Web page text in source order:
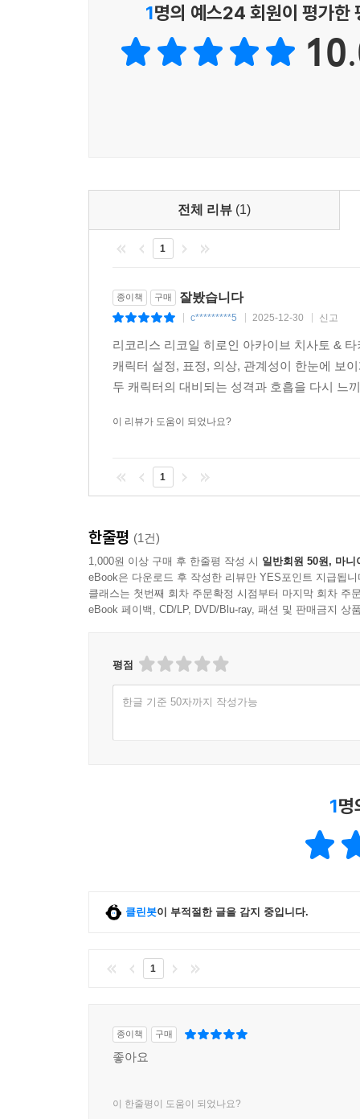
1명의 예스24 회원이 평가한
전체 리뷰 (1)
1
종이책 구매 잘봤습니다
c*********5 2025-12-30 신고
리코리스 리코일 히로인 아카이브 치사토 &
캐릭터 설정, 표정, 의상, 관계성이 한눈에 보
두 캐릭터의 대비되는 성격과 호흡을 다시 느
이 리뷰가 도움이 되었나요?
1
한줄평 (1건)
1,000원 이상 구매 후 한줄평 작성 시 일반회원 50원, 마니
eBook은 다운로드 후 작성한 리뷰만 YES포인트 지급됩니
클래스는 첫번째 회차 주문확정 시점부터 마지막 회차 주
eBook 페이백, CD/LP, DVD/Blu-ray, 패션 및 판매금지 상
평점
한글 기준 50자까지 작성가능
1명
클린봇이 부적절한 글을 감지 중입니다.
1
종이책 구매
좋아요
이 한줄평이 도움이 되었나요?